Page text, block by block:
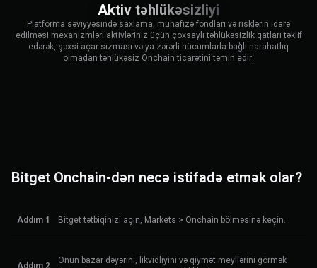
Aktiv təhlükəsizliyi
Platforma səviyyəsində saxlama, mühafizə fondları və risklərin idarə
edilməsi mexanizmləri aktivləriniz üçün çoxsaylı təhlükəsizlik qatları təklif
edərək, şəxsi açar sızması və ya zərərli hücumlarla bağlı narahatlıq
olmadan təhlükəsiz Onchain ticarətini təmin edir.
Bitget Onchain-dən necə istifadə etmək olar?
Addım 1 Bitget tətbiqinizi açın, Markets > Onchain bölməsinə keçin.
Addım 2
Onun bazar dəyərini, likvidliyini və qiymət meyllərini görmək